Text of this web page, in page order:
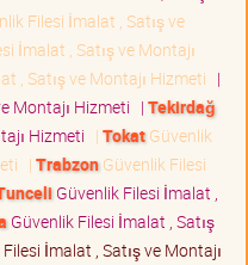
Filesi İmalat , Satış ve
İmalat , Satış ve Montajı
, Satış ve Montajı Hizmeti |
Montajı Hizmeti | Tekirdağ
Hizmeti | TokatGüvenlik
| TrabzonGüvenlik Filesi
Güvenlik Filesi İmalat ,
Güvenlik Filesi İmalat , Satış
İmalat , Satış ve Montajı